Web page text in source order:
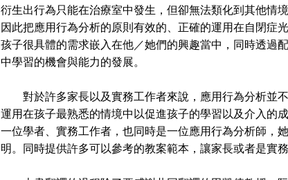
衍生出行為只能在治療室中發生，但卻無法類化到其他情
因此把應用行為分析的原則有效的、正確的運用在自閉症
孩子很具體的需求嵌入在他／她們的興趣當中，同時透過
中學習的機會與能力的發展。
對於許多家長以及實務工作者來說，應用行為分析並不
運用在孩子最熟悉的情境中以促進孩子的學習以及介入的
一位學者、實務工作者，也同時是一位應用行為分析師，
明。同時提供許多可以參考的教案範本，讓家長或者是實